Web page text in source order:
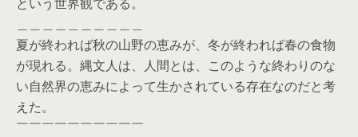
夏が終われば秋の山野の恵みが、冬が終われば春の食物
が現れる。縄文人は、人間とは、このような終わりのな
い自然界の恵みによって生かされている存在なのだと考
えた。
￣￣￣￣￣￣￣￣￣￣